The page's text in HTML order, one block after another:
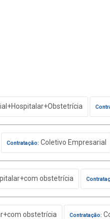
Contratação: Coletivo Empresarial
obstetrícia
obstetrícia Contratação: